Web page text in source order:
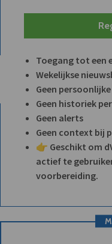
Toegang tot een
Wekelijkse
Geen
Geen historiek
Geen alerts
Geen context bij
👉 Geschikt om
actief te
voorbereiding.